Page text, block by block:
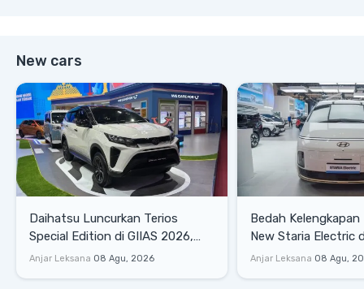
New cars
Daihatsu Luncurkan Terios
Special Edition di GIIAS 2026,
Stok Terbatas
Anjar Leksana 08 Agu, 2026
Bedah Kelengkapan
New Staria Electric
yang Dikenalkan di
Anjar Leksana 08 Agu,